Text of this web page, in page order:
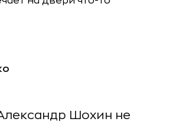
Шохин не